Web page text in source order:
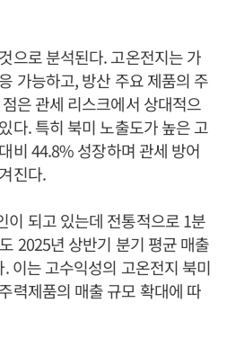
으로 분석된다. 고온전지는 가
가능하고, 방산 주요 제품의 주
은 관세 리스크에서 상대적으
다. 특히 북미 노출도가 높은 고
비 44.8% 성장하며 관세 방어
진다.
이 되고 있는데 전통적으로 1분
2025년 상반기 분기 평균 매출
이는 고수익성의 고온전지 북미
력제품의 매출 규모 확대에 따